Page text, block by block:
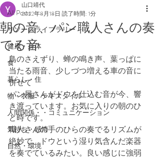
All Posts
リソースライブラリー
健康・身体
食
暮らし・住
物・衣服・テキスタイル
人間関係・・コミュニケーション
気持ち・感情
自然・環境
朝の音、パン職人さんの奏
でる音
山口靖代
2022年8月18日 読了時間: 1分
鳥のさえずり、蝉の鳴き声、葉っぱに
当たる雨音、少しづつ増える車の音に
併せて
パン屋さんがドウを仕込む音が今、響
き渡っています。お気に入りの朝のひ
と時です。
職人さんの手のひらの奏でるリズムが
絶妙で、ドウという湿り気含んだ楽器
を奏でているみたい。良い感じに強弱